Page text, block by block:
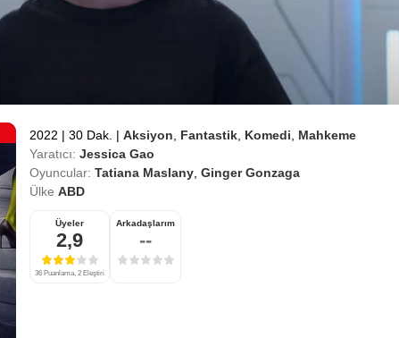
2022 | 30 Dak. | Aksiyon Fantastik Komedi
Mahkeme
Yaratıcı: Jessica Gao
Oyuncular: Tatiana Maslany Ginger Gonzaga
Ülke ABD
Üyeler
2,9
36 Puanlama, 2 Eleştiri
Arkadaşlarım
--